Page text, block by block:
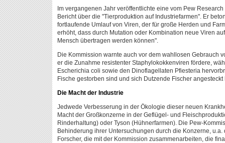
Im vergangenen Jahr veröffentlichte eine vom Pew
Bericht über die "Tierproduktion auf Industriefarmen". Er
fortlaufende Umlauf von Viren, der für große Herden und
erhöht, dass durch Mutation oder Kombination neue Viren
Mensch übertragen werden können".
Die Kommission warnte auch vor dem wahllosen Gebrauch
er die Zunahme resistenter Staphylokokkenviren fördere,
Escherichia coli sowie den Dinoflagellaten Pfiesteria
Fische gestorben sind und sich Dutzende Fischer angesteckt
Die Macht der Industrie
Jedwede Verbesserung in der Ökologie dieser neuen
Macht der Großkonzerne in der Geflügel- und
Rinderhaltung) oder Tyson (Hühnerfarmen). Die Pew-
Behinderung ihrer Untersuchungen durch die Konzerne,
Forscher, die mit der Kommission zusammenarbeiten, die